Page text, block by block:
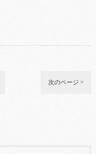
次のページ >